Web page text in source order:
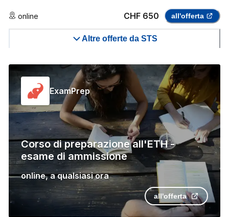
online CHF 650 all'offerta
Altre offerte da STS
ExamPrep
Corso di preparazione all'ETH -
esame di ammissione
online,a qualsiasi ora
all'offerta